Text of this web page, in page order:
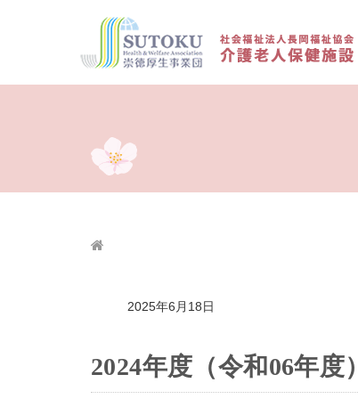
2025年6月18日
2024年度（令和06年度